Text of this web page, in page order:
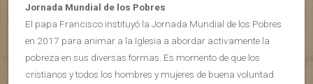
Jornada Mundial de los Pobres
El papa Francisco instituyó la Jornada Mundial de los Pobres
en 2017 para animar a la Iglesia a abordar activamente la
pobreza en sus diversas formas. Es momento de que los
cristianos y todos los hombres y mujeres de buena voluntad